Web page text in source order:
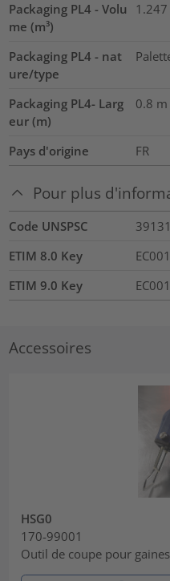
Packaging PL4 - Volu
me (m³)
1.247
Packaging PL4 - nat
ure/type
Packaging PL4- Larg
eur (m)
0.8 m
Pays d'origine FR
Pour plus
Code UNSPSC
ETIM 8.0 Key
ETIM 9.0 Key
Accessoires
HSG0
170-99001
Outil de coupe pour